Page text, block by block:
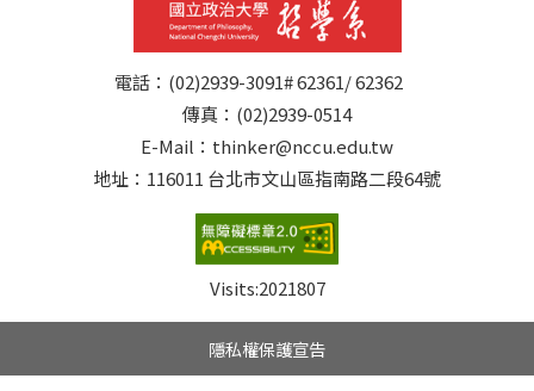
電話：(02)2939-3091# 62361/ 62362
傳真：(02)2939-0514
E-Mail：thinker@nccu.edu.tw
地址：116011 台北市文山區指南路二段64號
Visits:2021807
隱私權保護宣告